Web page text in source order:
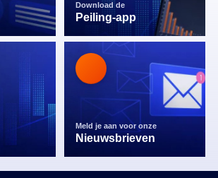
Download de
Peiling-app
Meld je aan voor onze
Nieuwsbrieven